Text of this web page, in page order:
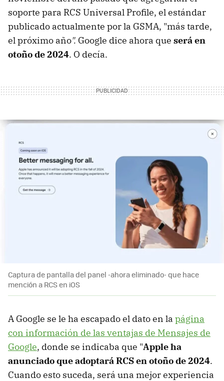
soporte para RCS Universal Profile, el estándar
publicado actualmente por la GSMA, "más tarde,
el próximo año". Google dice ahora que será en
otoño de 2024. O decía.
Captura de pantalla del panel -ahora eliminado- que hace
mención a RCS en iOS
A Google se le ha escapado el dato en la página
con información de las ventajas de Mensajes de
Google, donde se indicaba que "Apple ha
anunciado que adoptará RCS en otoño de 2024.
Cuando esto suceda, será una mejor experiencia